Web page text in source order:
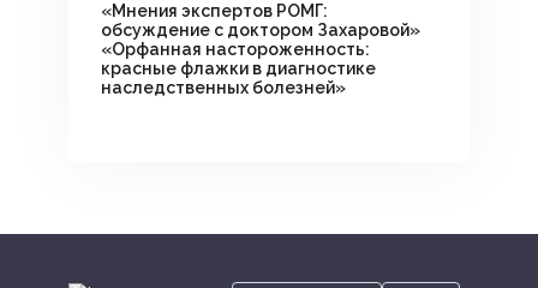
«Мнения экспертов РОМГ:
обсуждение с доктором Захаровой»
«Орфанная настороженность:
красные флажки в диагностике
наследственных болезней»